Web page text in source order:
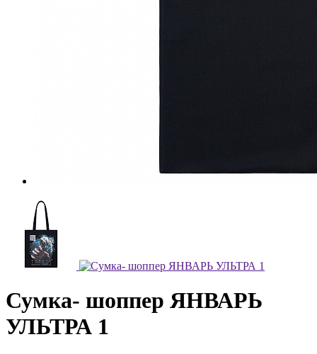
Сумка- шоппер ЯНВАРЬ
УЛЬТРА 1